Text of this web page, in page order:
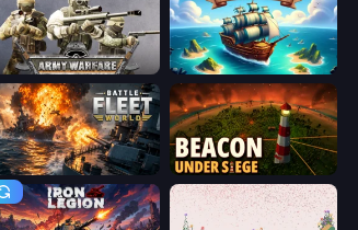
Army Warfare One Treasure
Battle Fleet World Beacon Under Siege